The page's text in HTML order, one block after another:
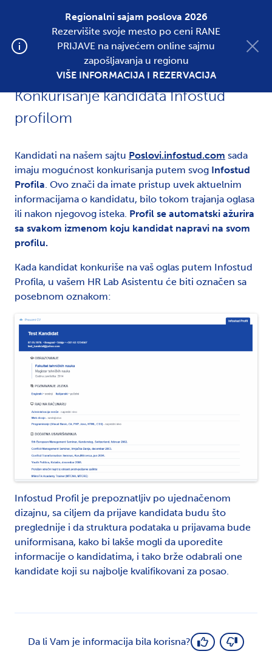
Regionalni sajam poslova 2026
Rezervišite svoje mesto po ceni RANE
PRIJAVE na najvećem online sajmu
zapošljavanja u regionu
VIŠE INFORMACIJA I REZERVACIJA
Postavite oglas
Konkurisanje kandidata Infostud
profilom
Kandidati na našem sajtu Poslovi.infostud.com sada
imaju mogućnost konkurisanja putem svog Infostud
Profila. Ovo znači da imate pristup uvek aktuelnim
informacijama o kandidatu, bilo tokom trajanja oglasa
ili nakon njegovog isteka. Profil se automatski ažurira
sa svakom izmenom koju kandidat napravi na svom
profilu.
Kada kandidat konkuriše na vaš oglas putem Infostud
Profila, u vašem HR Lab Asistentu će biti označen sa
posebnom oznakom:
Infostud Profil je prepoznatljiv po ujednačenom
dizajnu, sa ciljem da prijave kandidata budu što
preglednije i da struktura podataka u prijavama bude
uniformisana, kako bi lakše mogli da uporedite
informacije o kandidatima, i tako brže odabrali one
kandidate koji su najbolje kvalifikovani za posao.
Da li Vam je informacija bila korisna?